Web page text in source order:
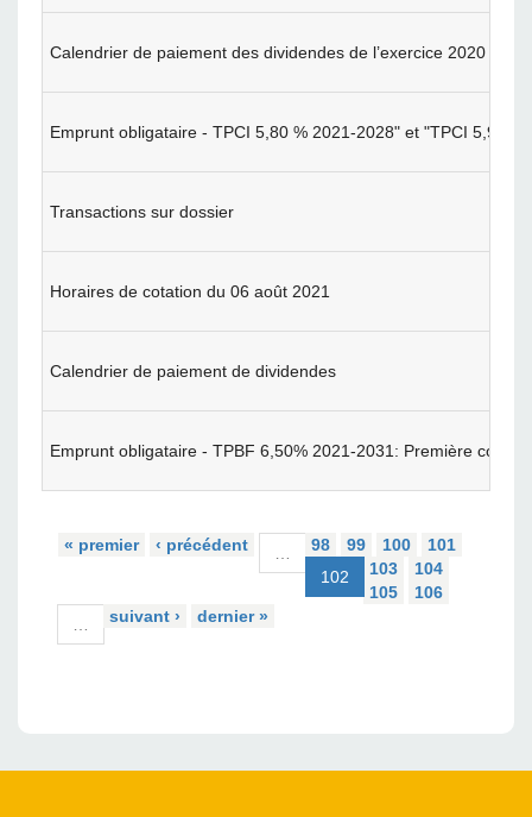
Calendrier de paiement des dividendes de l’exercice 2020
Emprunt obligataire - TPCI 5,80 % 2021-2028" et "TPCI 5,90
Transactions sur dossier
Horaires de cotation du 06 août 2021
Calendrier de paiement de dividendes
Emprunt obligataire - TPBF 6,50% 2021-2031: Première
« premier ‹ précédent … 98 99 100
101
102
103
104
105
106
…
suivant › dernier »